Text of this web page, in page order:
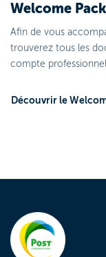
Welcome Pack
Afin de vous
trouverez tous les
compte
Découvrir le